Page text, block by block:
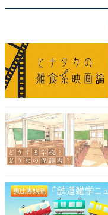
ついつい歌ってしま
く、友達と楽しむバ
＞10位までの全ラン
※回答者のコメント
・
高校生が「今一番好